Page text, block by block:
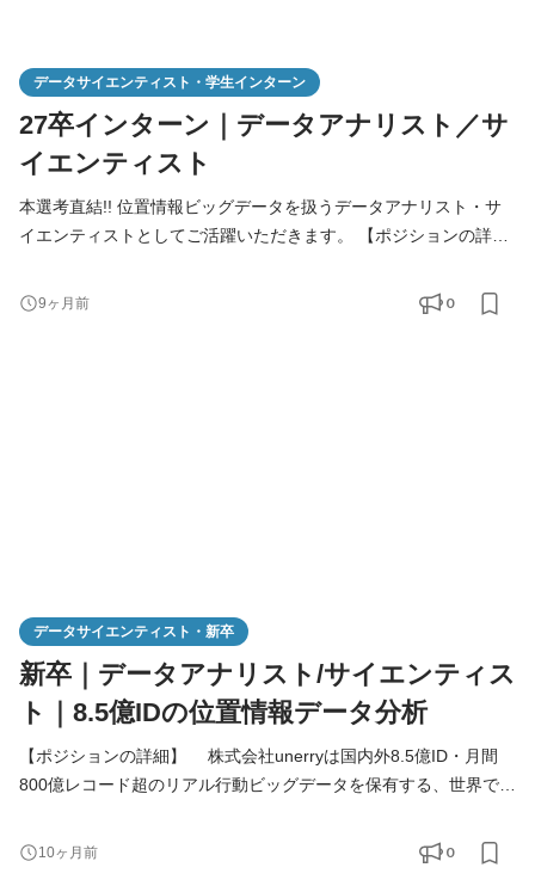
データサイエンティスト・学生インターン
27卒インターン｜データアナリスト／サ
イエンティスト
本選考直結!! 位置情報ビッグデータを扱うデータアナリスト・サ
イエンティストとしてご活躍いただきます。 【ポジションの詳
ストおよびデータサイエンティストを志す方向けの長期インター
ンを募集することにいたしました。 日本最大級の位置情報プラッ
9ヶ月前 0
データサイエンティスト・新卒
新卒｜データアナリスト/サイエンティス
ト｜8.5億IDの位置情報データ分析
【ポジションの詳細】 株式会社unerryは国内外8.5億ID・月間
800億レコード超のリアル行動ビッグデータを保有する、世界でも
場）。この日本最大級のデータを核に、「リアル行動分析のイン
10ヶ月前 0